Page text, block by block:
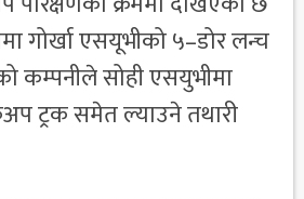
गोर्खा एसयूभीको ५–डोर लन्च
कम्पनीले सोही एसयुभीमा
ट्रक समेत ल्याउने तथारी